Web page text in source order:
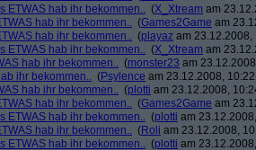
ETWAS hab ihr bekommen.. (X_Xtream am
hab ihr bekommen.. (Games2Game am
hab ihr bekommen.. (playaz am 23.12.2008,
ETWAS hab ihr bekommen.. (X_Xtream am
hab ihr bekommen.. (monster23 am
ihr bekommen.. (Psylence am 23.12.2008,
hab ihr bekommen.. (plotti am 23.12.2008,
hab ihr bekommen.. (Games2Game am
ETWAS hab ihr bekommen.. (plotti am
hab ihr bekommen.. (Roli am 23.12.2008,
ETWAS hab ihr bekommen.. (plotti am